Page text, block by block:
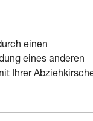
einen
eines anderen
Ihrer